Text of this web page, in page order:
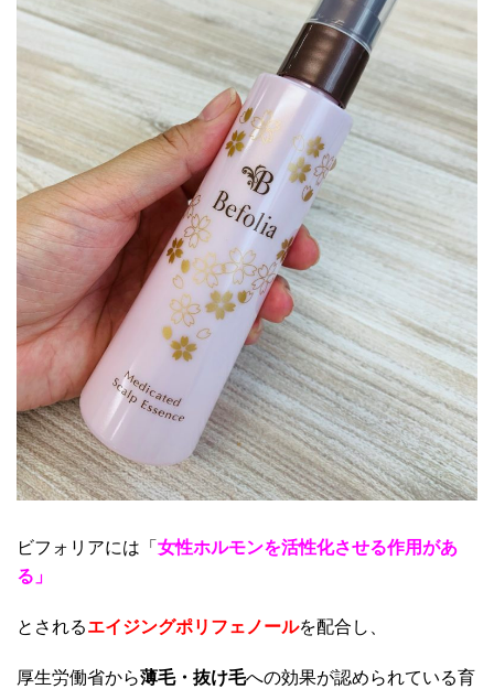
ビフォリアには「 女性ホルモンを活性化させる作用があ
る」
とされるエイジングポリフェノールを配合し、
厚生労働省から薄毛・抜け毛への効果が認められている育